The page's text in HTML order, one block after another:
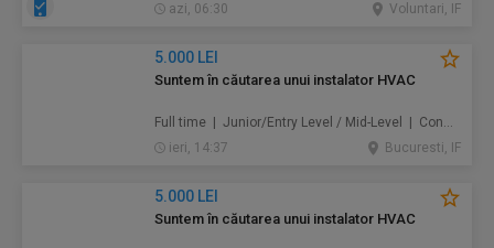
azi, 06:30
Voluntari, IF
5.000 LEI
Suntem în căutarea unui instalator HVAC
Full time | Junior/Entry Level / Mid-Level | Construcţii / Amenajări
ieri, 14:37
Bucuresti, IF
5.000 LEI
Suntem în căutarea unui instalator HVAC